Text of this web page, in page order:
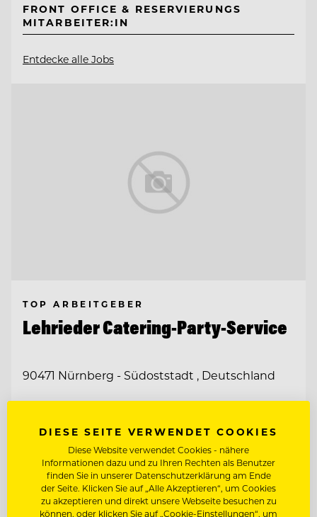
FRONT OFFICE & RESERVIERUNGS
MITARBEITER:IN
Entdecke alle Jobs
TOP ARBEITGEBER
Lehrieder Catering-Party-Service
90471 Nürnberg - Südoststadt , Deutschland
CHEF DE PARTIE / KOCH (M/W/D)
Entdecke alle Jobs
DIESE SEITE VERWENDET COOKIES
Diese Website verwendet Cookies - nähere
Informationen dazu und zu Ihren Rechten als Benutzer
finden Sie in unserer Datenschutzerklärung am Ende
der Seite. Klicken Sie auf „Alle Akzeptieren“, um Cookies
zu akzeptieren und direkt unsere Webseite besuchen zu
können, oder klicken Sie auf „Cookie-Einstellungen“, um